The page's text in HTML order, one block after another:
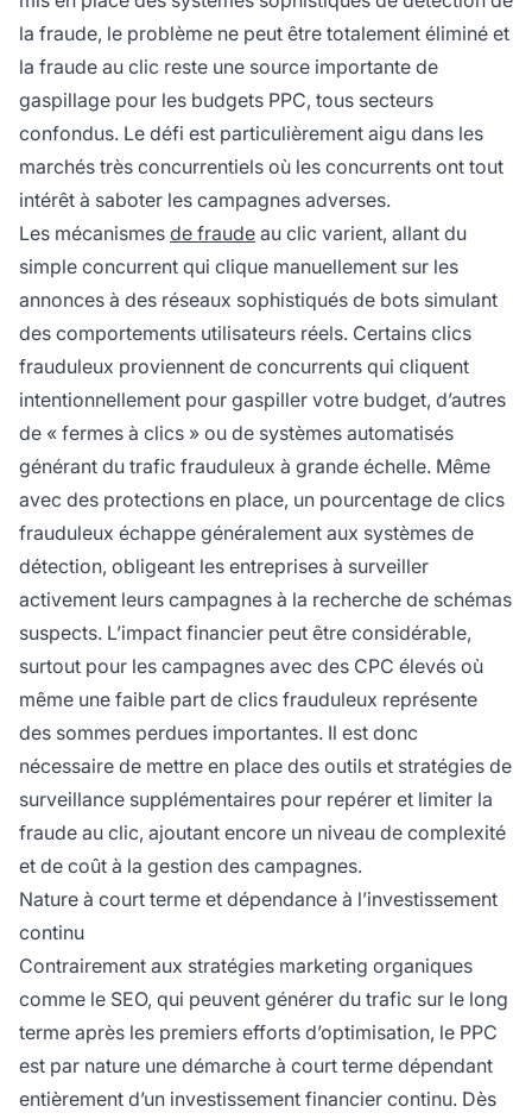
la fraude, le problème ne peut être totalement éliminé et
la fraude au clic reste une source importante de
gaspillage pour les budgets PPC, tous secteurs
confondus. Le défi est particulièrement aigu dans les
marchés très concurrentiels où les concurrents ont tout
intérêt à saboter les campagnes adverses.
Les mécanismes de fraude au clic varient, allant du
simple concurrent qui clique manuellement sur les
annonces à des réseaux sophistiqués de bots simulant
des comportements utilisateurs réels. Certains clics
frauduleux proviennent de concurrents qui cliquent
intentionnellement pour gaspiller votre budget, d’autres
de « fermes à clics » ou de systèmes automatisés
générant du trafic frauduleux à grande échelle. Même
avec des protections en place, un pourcentage de clics
frauduleux échappe généralement aux systèmes de
détection, obligeant les entreprises à surveiller
activement leurs campagnes à la recherche de schémas
suspects. L’impact financier peut être considérable,
surtout pour les campagnes avec des CPC élevés où
même une faible part de clics frauduleux représente
des sommes perdues importantes. Il est donc
nécessaire de mettre en place des outils et stratégies de
surveillance supplémentaires pour repérer et limiter la
fraude au clic, ajoutant encore un niveau de complexité
et de coût à la gestion des campagnes.
Nature à court terme et dépendance à l’investissement
continu
Contrairement aux stratégies marketing organiques
comme le SEO, qui peuvent générer du trafic sur le long
terme après les premiers efforts d’optimisation, le PPC
est par nature une démarche à court terme dépendant
entièrement d’un investissement financier continu. Dès